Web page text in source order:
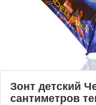
Зонт детский
сантиметров